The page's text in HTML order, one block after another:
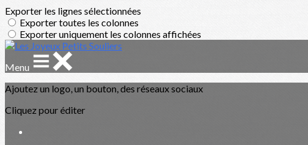
Exporter les lignes sélectionnées
Exporter toutes les colonnes
Exporter uniquement les colonnes affichées
Menu
Ajoutez un logo, un bouton, des réseaux sociaux
Cliquez pour éditer